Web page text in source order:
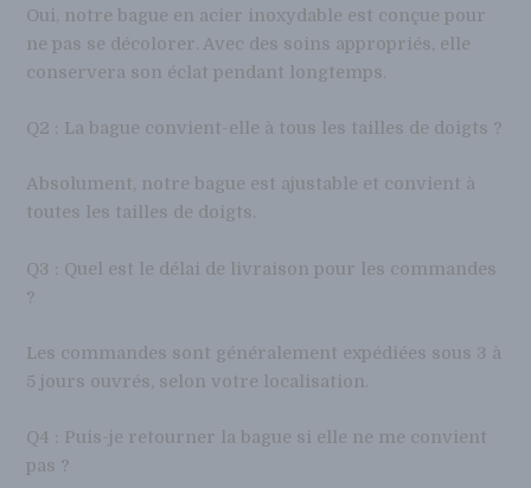
Oui, notre bague en acier inoxydable est conçue pour
ne pas se décolorer. Avec des soins appropriés, elle
conservera son éclat pendant longtemps.
Q2 : La bague convient-elle à tous les tailles de doigts ?
Absolument, notre bague est ajustable et convient à
toutes les tailles de doigts.
Q3 : Quel est le délai de livraison pour les commandes
?
Les commandes sont généralement expédiées sous 3 à
5 jours ouvrés, selon votre localisation.
Q4 : Puis-je retourner la bague si elle ne me convient
pas ?